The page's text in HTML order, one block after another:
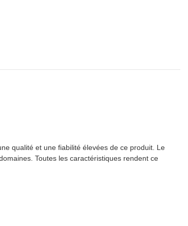
qualité et une fiabilité élevées de ce produit. Le
Toutes les caractéristiques rendent ce